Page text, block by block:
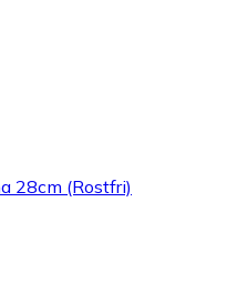
28cm (Rostfri)